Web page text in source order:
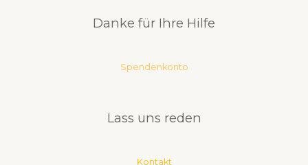
Danke für Ihre Hilfe
Spendenkonto
Lass uns reden
Kontakt